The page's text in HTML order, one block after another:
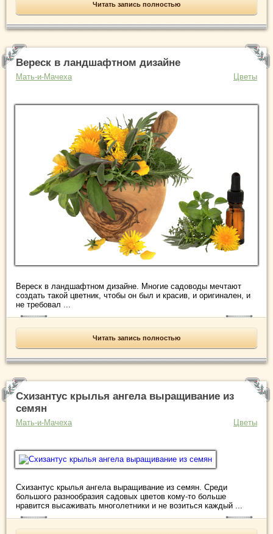
Читать запись полностью
Вереск в ландшафтном дизайне
Мать-и-Мачеха Цветы
Вереск в ландшафтном дизайне. Многие садоводы мечтают
создать такой цветник, чтобы он был и красив, и оригинален, и
не требовал ...
Читать запись полностью
Схизантус крылья ангела выращивание из
семян
Мать-и-Мачеха Цветы
Схизантус крылья ангела выращивание из семян. Среди
большого разнообразия садовых цветов кому-то больше
нравится высаживать многолетники и не возиться каждый ...